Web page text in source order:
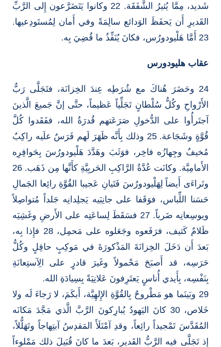
شَديد، مِمَّا يُثيرُ الشَّفَقَة. 22 وكانوا يَتَضَرَّعون إِلى الرَّبِّ
القَديرِ أَن يَحفَظَ الوَدائع سالِمَةً وفي أَمان لِمُستَودِعيها.
23 أَمَّا هَلْيودورُس، فكانَ يُنَفِّذُ ما قُضِيَ بِه.
عقاب هليودورس
24 وحَضَرَ هُناكَ مع شُرَطِه عِندَ الخِزانَة، فتَجَلَّى رَبُّ
الأَرْواحِ وكُلُّ سُلْطانٍ تَجَلِّياً عَظيماً، حتَّى إنَّ جَميعَ الَّذينَ
آجتَرأُوا على الدُّخولِ صَرَعَتهم قُدرَةُ الله، ففَقَدوا كُلَّ
قُوَّةٍ وشَجَاعة. 25 وذلك بِأَنَّه ظَهَرَ لَهم فَرَسٌ علَيه راكِبٌ
مُخيفٌ وجِهازُه فاخِر، فوَثَبَ وهَدَّدَ هَلْيودورُسَ بِحَوافِرِه
الأَمامِيَّة. وكانَت عُدَّةُ الرَّاكِبِ الحَربِيَّةِ كأَنَّها مِن ذَهَب. 26
وتَراءَى أَيضاً لِهَلْيودورُسَ فَتَيانِ عَجيبا القُوَّةِ رائِعا الجَمالِ
حَسَنا اللِّباس، فوَقَفا على جانِبَيه يَجلِدانِه جَلداً مُتواصِلاً
ويوسِعانِه ضَرباً. 27 فسَقَطَ لِساعَتِه على الأَرضِ وغَشِيَه
ظَلامٌ كَثيف، فرَفَعوه وجَعَلوه على مَحمِل، 28 فإِذا بِه،
بَعدَ أَن دَخَلَ الخِزانَةَ المَذْكورَةَ في مَوكِبٍ حافِلٍ وكُلُّ
حَرَسِه، قد أَصبَحَ مَحْمولاً وغَيرَ قادرٍ على الِآستِعانَةِ
بِنَفْسِه، بِأَيدي أُناسٍ يَعتَرِفونَ عَلانِيَةً بِسِيادَةِ الله.
29 وبَينَما هو مَطْروحٌ بِالقُوَّةِ الإِلهِيَّة، أَبكَمَ، لا رَجاءَ لَه ولا
خَلاص، 30 كانَ اليَهودُ يُبارِكونَ الرَّبَّ الَّذي مَجَّدَ مَكانَه
المُقَدَّسَ تَمْجيداً رائِعاً، وقدِ آمْتَلَأَ المَقدِسُ آبتِهاجاً وتَهَلُّلاً،
إِذ تَجَلَّى فيه الرَّبُّ القَدير، بَعدَ ما كانَ قُبَيلَ ذلك مَمْلوءاً